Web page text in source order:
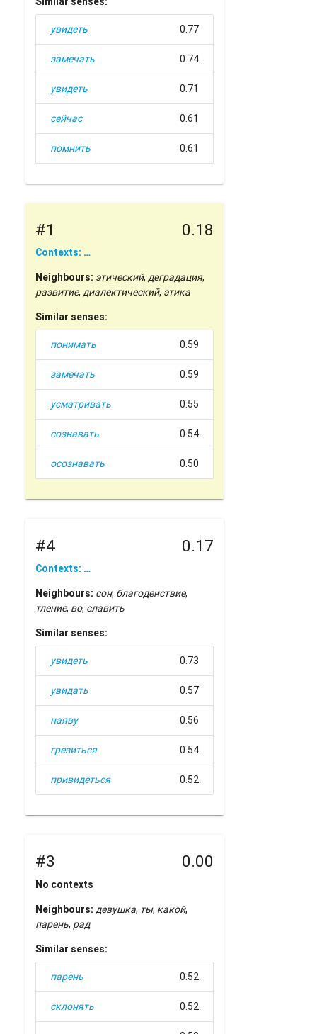
увидеть 0.77
замечать 0.74
увидеть 0.71
сейчас 0.61
помнить 0.61
#1 0.18
Contexts: …
Neighbours: этический,деградация,
развитие,диалектический, этика
Similar senses:
понимать 0.59
замечать 0.59
усматривать 0.55
сознавать 0.54
осознавать 0.50
#4 0.17
Contexts: …
Neighbours: сон, благоденствие,
тление, во, славить
Similar senses:
увидеть 0.73
увидать 0.57
наяву 0.56
грезиться 0.54
привидеться 0.52
#3 0.00
No contexts
Neighbours: девушка, ты, какой,
парень, рад
Similar senses:
парень 0.52
склонять 0.52